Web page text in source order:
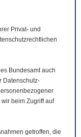
Privat- und
Bundesamt auch
Datenschutz-
beim Zugriff auf
getroffen, die